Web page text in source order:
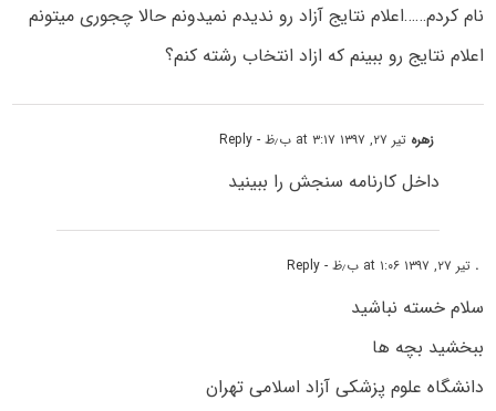
نام کردم……اعلام نتایج آزاد رو ندیدم نمیدونم حالا چجوری میتونم
اعلام نتایج رو ببینم که ازاد انتخاب رشته کنم؟
زهره تیر ۲۷, ۱۳۹۷ at ۳:۱۷ ب٫ظ - Reply
داخل کارنامه سنجش را ببینید
. تیر ۲۷, ۱۳۹۷ at ۱:۰۶ ب٫ظ - Reply
سلام خسته نباشید
ببخشید بچه ها
دانشگاه علوم پزشکی آزاد اسلامی تهران